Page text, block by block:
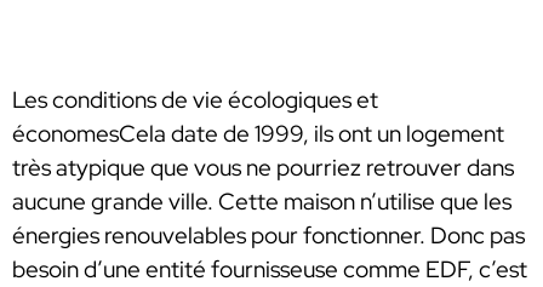
Les conditions de vie écologiques et
économesCela date de 1999, ils ont un logement
très atypique que vous ne pourriez retrouver dans
aucune grande ville. Cette maison n’utilise que les
énergies renouvelables pour fonctionner. Donc pas
besoin d’une entité fournisseuse comme EDF, c’est